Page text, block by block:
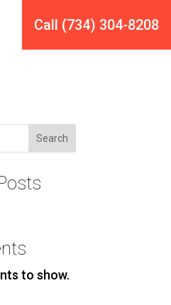
Call (734) 304-8208
Search
to show.